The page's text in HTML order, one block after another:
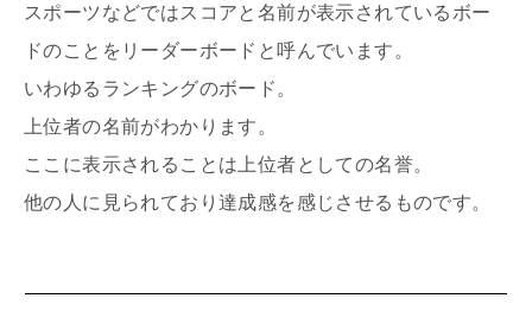
スポーツなどではスコアと名前が表示されているボー
ドのことをリーダーボードと呼んでいます。
いわゆるランキングのボード。
上位者の名前がわかります。
ここに表示されることは上位者としての名誉。
他の人に見られており達成感を感じさせるものです。